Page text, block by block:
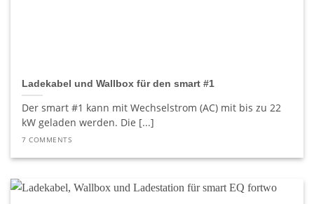
Ladekabel und Wallbox für den smart #1
Der smart #1 kann mit Wechselstrom (AC) mit bis zu 22
kW geladen werden. Die [...]
7 COMMENTS